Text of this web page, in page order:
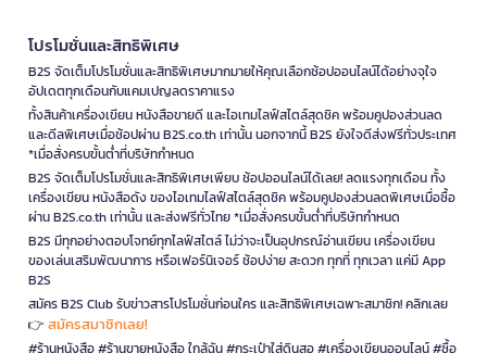
โปรโมชั่นและสิทธิพิเศษ
B2S จัดเต็มโปรโมชั่นและสิทธิพิเศษมากมายให้คุณเลือกช้อปออนไลน์ได้อย่างจุใจ
อัปเดตทุกเดือนกับแคมเปญลดราคาแรง
ทั้งสินค้าเครื่องเขียน หนังสือขายดี และไอเทมไลฟ์สไตล์สุดชิค พร้อมคูปองส่วนลด
และดีลพิเศษเมื่อช้อปผ่าน B2S.co.th เท่านั้น นอกจากนี้ B2S ยังใจดีส่งฟรีทั่วประเทศ
*เมื่อสั่งครบขั้นต่ำที่บริษัทกำหนด
B2S จัดเต็มโปรโมชั่นและสิทธิพิเศษเพียบ ช้อปออนไลน์ได้เลย! ลดแรงทุกเดือน ทั้ง
เครื่องเขียน หนังสือดัง ของไอเทมไลฟ์สไตล์สุดชิค พร้อมคูปองส่วนลดพิเศษเมื่อซื้อ
ผ่าน B2S.co.th เท่านั้น และส่งฟรีทั่วไทย *เมื่อสั่งครบขั้นต่ำที่บริษัทกำหนด
B2S มีทุกอย่างตอบโจทย์ทุกไลฟ์สไตล์ ไม่ว่าจะเป็นอุปกรณ์อ่านเขียน เครื่องเขียน
ของเล่นเสริมพัฒนาการ หรือเฟอร์นิเจอร์ ช้อปง่าย สะดวก ทุกที่ ทุกเวลา แค่มี App
B2S
สมัคร B2S Club รับข่าวสารโปรโมชั่นก่อนใคร และสิทธิพิเศษเฉพาะสมาชิก! คลิกเลย
👉 สมัครสมาชิกเลย!
#ร้านหนังสือ #ร้านขายหนังสือ ใกล้ฉัน #กระเป๋าใส่ดินสอ #เครื่องเขียนออนไลน์ #ซื้อ